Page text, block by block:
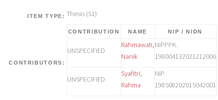
ITEM TYPE: Thesis (S1)
CONTRIBUTORS:
CONTRIBUTION NAME NIP / NIDN
UNSPECIFIED
Rahmawati,
Nanik
NIPPPK.
198004132021212006
UNSPECIFIED
Syafitri,
Rahma
NIP.
198508202015042001